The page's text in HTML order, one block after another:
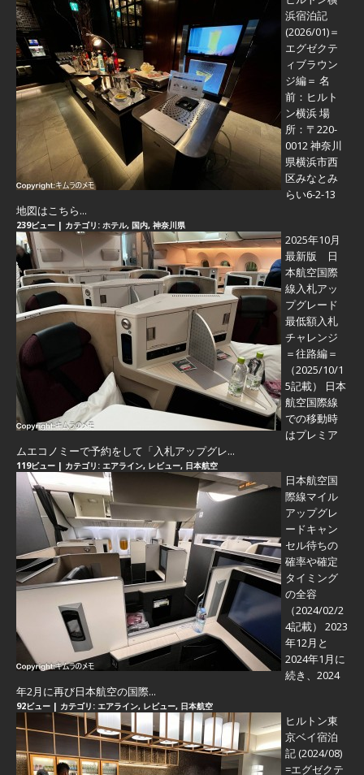
浜宿泊記
(2026/01)＝
エグゼクテ
ィブラウン
ジ編＝ 名
前：ヒルト
ン横浜 場
所：〒220-
0012 神奈川
県横浜市西
区みなとみ
らい6-2-13
地図はこちら...
239ビュー | カテゴリ: ホテル, 国内, 神奈川県
2025年10月
最新版 日
本航空国際
線入札アッ
プグレード
最低額入札
チャレンジ
＝往路編＝
（2025/10/1
5記載） 日本
航空国際線
での移動時
はプレミア
ムエコノミーで予約をして「入札アップグレ...
119ビュー | カテゴリ: エアライン, レビュー, 日本航空
日本航空国
際線マイル
アップグレ
ードキャン
セル待ちの
確率や確定
タイミング
の全容
（2024/02/2
4記載） 2023
年12月と
2024年1月に
続き、2024
年2月に再び日本航空の国際...
92ビュー | カテゴリ: エアライン, レビュー, 日本航空
ヒルトン東
京ベイ宿泊
記 (2024/08)
=エグゼクテ